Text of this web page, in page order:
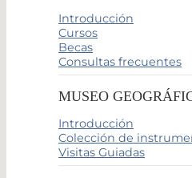
Introducción
Cursos
Becas
Consultas frecuentes
MUSEO
Introducción
Colección de
Visitas Guiadas